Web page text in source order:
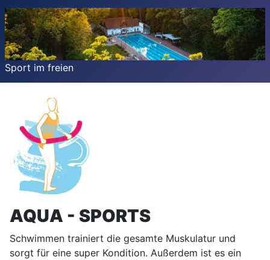
Sport im freien
AQUA - SPORTS
Schwimmen trainiert die gesamte Muskulatur und
sorgt für eine super Kondition. Außerdem ist es ein